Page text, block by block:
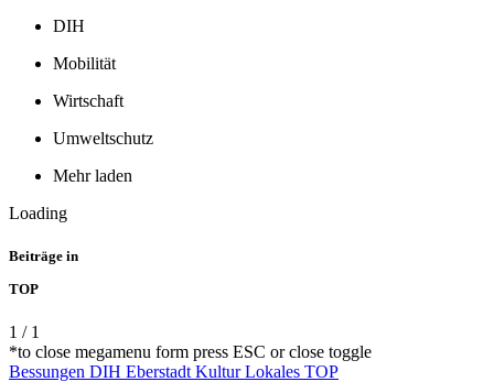
DIH
Mobilität
Wirtschaft
Umweltschutz
Mehr laden
Loading
Beiträge in
TOP
1 / 1
*to close megamenu form press ESC or close toggle
Bessungen DIH Eberstadt KulturLokales TOP